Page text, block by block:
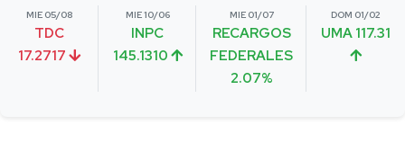
MIE 05/08
TDC
17.2717
MIE 10/06
INPC
145.1310
MIE 01/07
RECARGOS
FEDERALES
2.07%
DOM 01/02
UMA 117.31